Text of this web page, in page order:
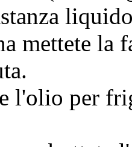
mettete la
l'olio per